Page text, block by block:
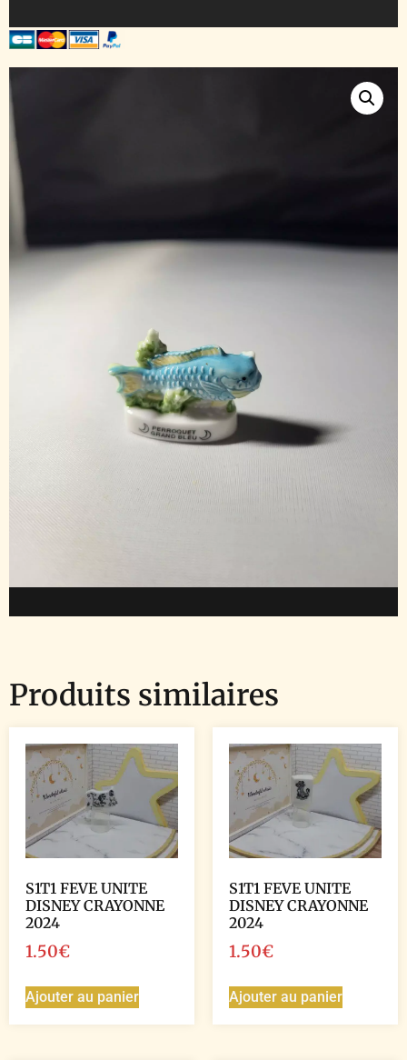
Produits similaires
S1T1 FEVE UNITE
DISNEY CRAYONNE
2024
1.50€
Ajouter au panier
S1T1 FEVE UNITE
DISNEY CRAYONNE
2024
1.50€
Ajouter au panier